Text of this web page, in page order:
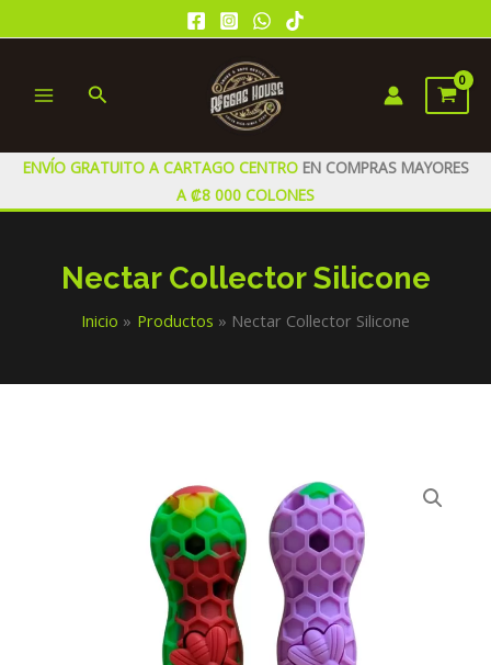
al
MENU
Buscar
ENVÍO GRATUITO A CARTAGO CENTRO EN COMPRAS MAYORES
A ₡8 000 COLONES
Nectar Collector Silicone
Inicio Productos Nectar Collector Silicone